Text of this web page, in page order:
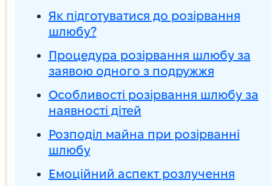
Як підготуватися до розірвання
шлюбу?
Процедура розірвання шлюбу за
заявою одного з подружжя
Особливості розірвання шлюбу за
наявності дітей
Розподіл майна при розірванні
шлюбу
Емоційний аспект розлучення